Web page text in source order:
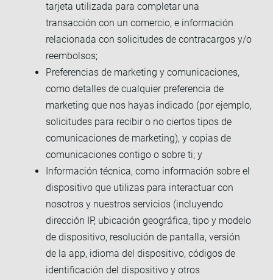
tarjeta utilizada para completar una
transacción con un comercio, e información
relacionada con solicitudes de contracargos y/o
reembolsos;
Preferencias de marketing y comunicaciones,
como detalles de cualquier preferencia de
marketing que nos hayas indicado (por ejemplo,
solicitudes para recibir o no ciertos tipos de
comunicaciones de marketing), y copias de
comunicaciones contigo o sobre ti; y
Información técnica, como información sobre el
dispositivo que utilizas para interactuar con
nosotros y nuestros servicios (incluyendo
dirección IP, ubicación geográfica, tipo y modelo
de dispositivo, resolución de pantalla, versión
de la app, idioma del dispositivo, códigos de
identificación del dispositivo y otros